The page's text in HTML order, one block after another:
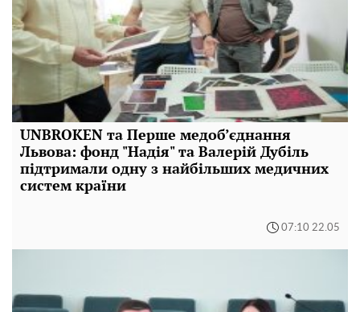
UNBROKEN та Перше медоб’єднання
Львова: фонд "Надія" та Валерій Дубіль
підтримали одну з найбільших медичних
систем країни
07:10 22.05